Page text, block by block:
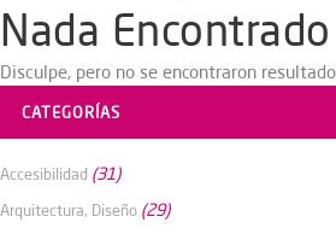
Nada Encontrado
Disculpe, pero no se encontraron
CATEGORÍAS
Accesibilidad (31)
Arquitectura, Diseño (29)